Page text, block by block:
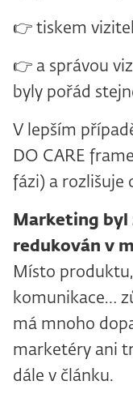
👉 tiskem
👉 a správou
byly pořád
V lepším
DO CARE
fázi) a rozlišuje
Marketing byl
redukován v
Místo
komunikace…
má mnoho
marketéry ani
dále v článku.